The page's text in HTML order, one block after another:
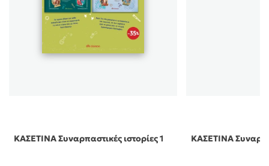
ΚΑΣΕΤΙΝΑ Συναρπαστικές ιστορίες 1 ΚΑΣΕΤΙΝΑ